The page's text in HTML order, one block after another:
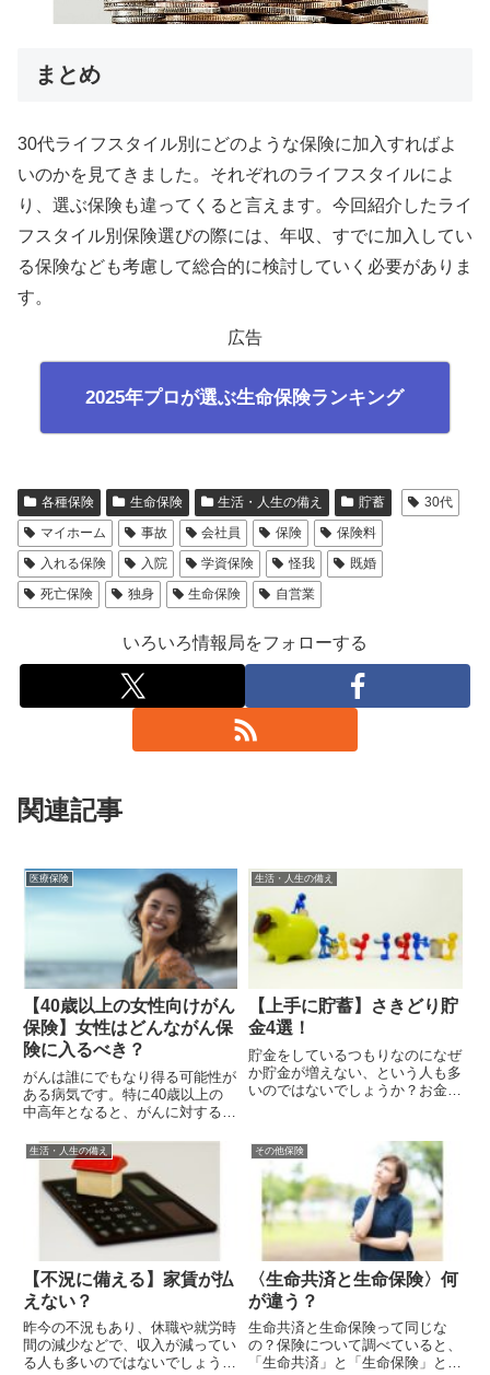
まとめ
30代ライフスタイル別にどのような保険に加入すればよ
いのかを見てきました。それぞれのライフスタイルによ
り、選ぶ保険も違ってくると言えます。今回紹介したライ
フスタイル別保険選びの際には、年収、すでに加入してい
る保険なども考慮して総合的に検討していく必要がありま
す。
広告
2025年プロが選ぶ生命保険ランキング
各種保険 生命保険 生活・人生の備え 貯蓄
30代
マイホーム
事故 会社員 保険
保険料
入れる保険
入院 学資保険 怪我
既婚
死亡保険
独身 生命保険 自営業
いろいろ情報局をフォローする
関連記事
医療保険
【40歳以上の女性向けがん
保険】女性はどんながん保
険に入るべき？
がんは誰にでもなり得る可能性が
ある病気です。特に40歳以上の
中高年となると、がんに対するリ
ょう。今回はがん保険全般と、
40歳以上の女性が入れるがん保
険、病気になった時に利用できる
補助金制度などを解説していきま
生活・人生の備え
【上手に貯蓄】さきどり貯
金4選！
貯金をしているつもりなのになぜ
か貯金が増えない、という人も多
いのではないでしょうか？お金を
生活・人生の備え
【不況に備える】家賃が払
えない？
昨今の不況もあり、休職や就労時
間の減少などで、収入が減ってい
る人も多いのではないでしょう
その他保険
〈生命共済と生命保険〉何
が違う？
生命共済と生命保険って同じな
の？保険について調べていると、
「生命共済」と「生命保険」とい